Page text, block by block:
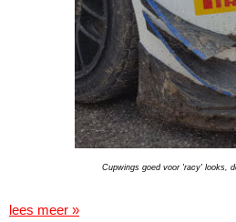
Cupwings goed voor 'racy' looks,
lees meer »